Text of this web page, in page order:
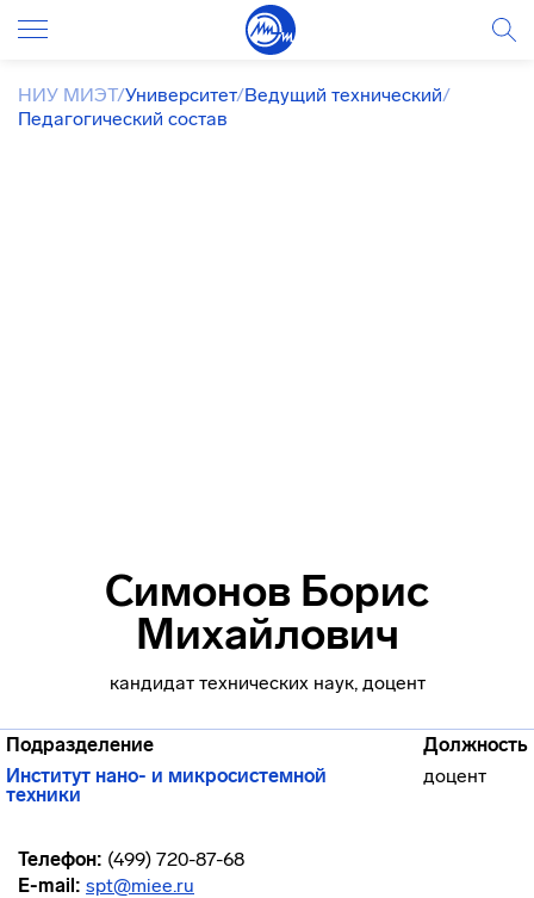
НИУ МИЭТ/Университет/Ведущий технический/
Педагогический состав
Симонов Борис
Михайлович
кандидат технических наук, доцент
Подразделение
Должность
Институт нано- и микросистемной
техники
доцент
Телефон: (499) 720-87-68
E-mail: spt@miee.ru